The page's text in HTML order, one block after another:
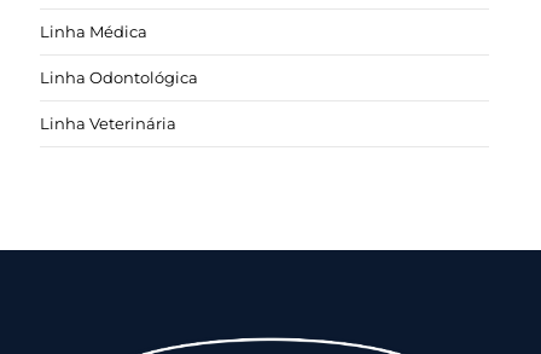
Linha Médica
Linha Odontológica
Linha Veterinária